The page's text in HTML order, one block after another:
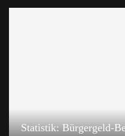
Statistik: Bürgergeld-